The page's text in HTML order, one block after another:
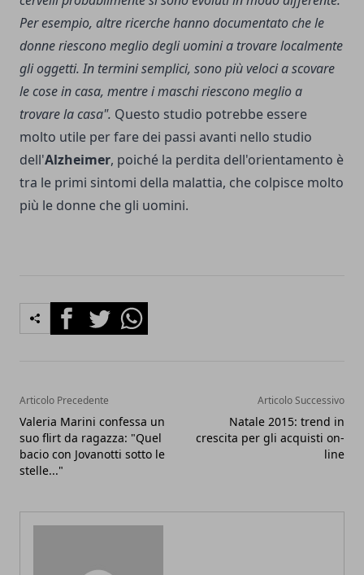
Per esempio, altre ricerche hanno documentato che le
donne riescono meglio degli uomini a trovare localmente
gli oggetti. In termini semplici, sono più veloci a scovare
le cose in casa, mentre i maschi riescono meglio a
trovare la casa". Questo studio potrebbe essere
molto utile per fare dei passi avanti nello studio
dell'Alzheimer, poiché la perdita dell'orientamento è
tra le primi sintomi della malattia, che colpisce molto
più le donne che gli uomini.
FacebookTwitterWhatsapp
Articolo Precedente
Valeria Marini confessa un
suo flirt da ragazza: "Quel
bacio con Jovanotti sotto le
stelle..."
Articolo Successivo
Natale 2015: trend in
crescita per gli acquisti on-
line